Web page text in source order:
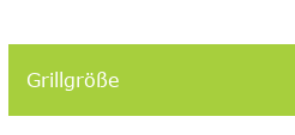
Grillgröße